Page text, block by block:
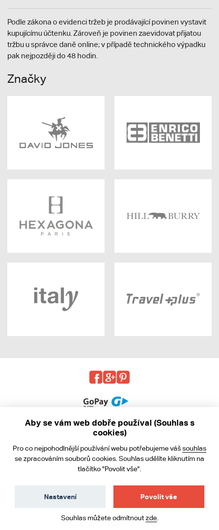
Podle zákona o evidenci tržeb je prodávající povinen vystavit
kupujícímu účtenku. Zároveň je povinen zaevidovat přijatou
tržbu u správce daně online; v případě technického výpadku
pak nejpozději do 48 hodin.
Značky
Obchodní podmínky
Ochrana osobních údajů
Aby se vám web dobře používal (Souhlas s
cookies)
Pro co nejpohodlnější používání webu potřebujeme vášsouhlas
se zpracováním souborů cookies. Souhlas udělíte kliknutím na
tlačítko "Povolit vše".
Povolit vše
Nastavení
Souhlas můžete odmítnoutzde.